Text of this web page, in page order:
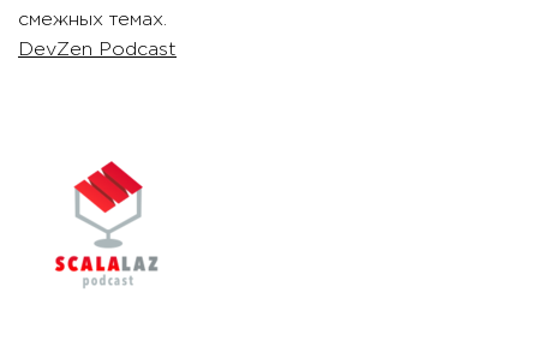
смежных темах.
DevZen Podcast